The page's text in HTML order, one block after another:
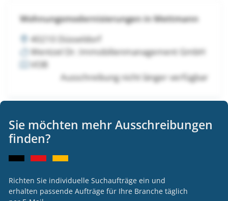
Wohnungsmodernisierungen in Mettmann
40210 Düsseldorf
Wentzel Dr. Immobilienmanagement GmbH
VOB
Ausschreibung nicht länger verfügbar
Wohnungsmodernisierungen in Mettmann
40210 Düsseldorf
VOB
Ausschreibung nicht länger verfügbar
Sie möchten mehr Ausschreibungen
finden?
Richten Sie individuelle Suchaufträge ein und
erhalten passende Aufträge für Ihre Branche täglich